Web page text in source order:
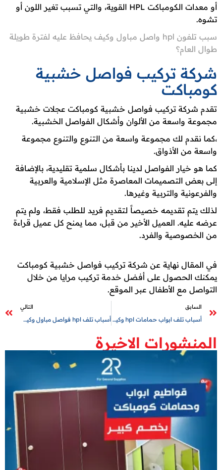
أو معدات الكومباكت HPL القوية، والتي تسبب تغير اللون أو
تشوه.
سبب تلفون hpl واصل مباول وكيف يحافظ عليه لفترة طويلة
طوال العام؟
شركة تركيب فواصل خشبية
كومباكت
تقدم شركة تركيب فواصل خشبية كومباكت عجلات خشبية
مجموعة واسعة من الألوان وأشكال الفواصل الخشبية.
،كما نقدم لك مجموعة واسعة من التنوع والتنوع مجموعة
واسعة من الأذواق.
كما هو خيار الفواصل لدينا بأشكال سلمية تقليدية، بالإضافة
إلى بعض التصميمات المعاصرة مثل الإسلامية والعربية
والفرعونية والتربية وغيرها.
لذلك يتم تقديمه خصيصاً لتقديم فريد للطلب فقط، ولم يتم
عرضه عليه. العميل الأخير من قبل، مما يمنح كل عميل قراءة
من الخصوصية والفرد.
في المقال نهاية عن شركة تركيب فواصل خشبية كومباكت
يمكنك الحصول على أفضل خدمة تركيب مرايا من خلال
التواصل مع الأطفال عبر الموقع.
السابق
أسباب تلف ابواب حمامات hpl وكيف يمكن الحفاظ عليها؟
التالي
أسباب تلف hpl فواصل مباول وكيف تحافظ عليها لأطول فترة ممكنة؟
المنشورات الاخيرة